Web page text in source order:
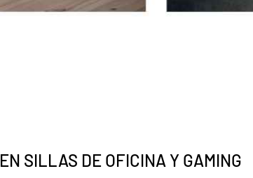
SILLAS DE OFICINA Y GAMING